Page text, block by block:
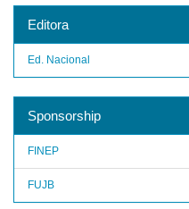
Editora
Ed. Nacional
Sponsorship
FINEP
FUJB